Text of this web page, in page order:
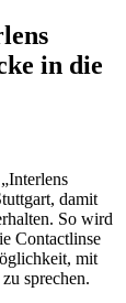
in die
damit
So wird
Contactlinse
mit
sprechen.